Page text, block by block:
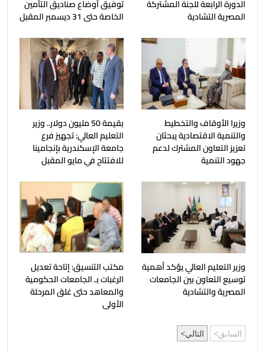
الدورة الرابعة للجنة المشتركة
المصرية التشادية
توفيق أوضاع صناديق التأمين
الخاصة حتى 31 ديسمبر المقبل
وزيرا الأوقاف والتخطيط
والتنمية الاقتصادية يبحثان
تعزيز التعاون المشترك لدعم
جهود التنمية
بقيمة 50 مليون دولار.. وزير
التعليم العالي: تجهيز فرع
جامعة الإسكندرية بإنجامينا
للافتتاح في مايو المقبل
وزير التعليم العالي يؤكد أهمية
توسيع التعاون بين الجامعات
المصرية والتشادية
مكتب التنسيق: إتاحة تعديل
الرغبات بـ الجامعات الحكومية
والمعاهد حتى غلق المرحلة
الأولى
السابق التالي